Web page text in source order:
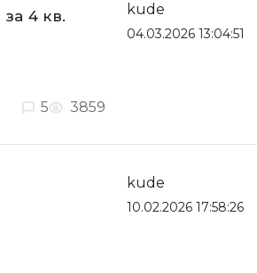
4 кв.
5
3859
kude
04.03.2026 13:04:51
kude
10.02.2026 17:58:26